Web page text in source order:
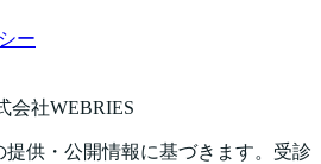
ー
会社WEBRIES
供・公開情報に基づきます。受診